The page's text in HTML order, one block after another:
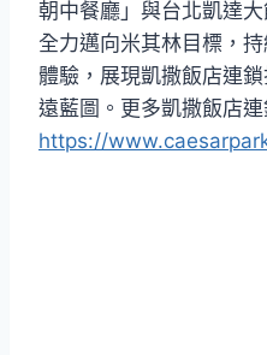
朝中餐廳」與台北凱達
全力邁向米其林目標，
體驗，展現凱撒飯店連
遠藍圖。更多凱撒飯店
https://